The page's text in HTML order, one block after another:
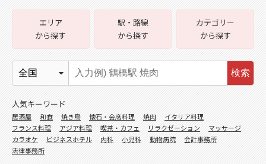
エリア
から探す
駅・路線
から探す
カテゴリー
から探す
検索
人気キーワード
居酒屋 和食 焼き鳥 懐石・会席料理 焼肉
イタリア料理
フランス料理
アジア料理 喫茶・カフェ リラクゼーション
マッサージ
カラオケ
ビジネスホテル 内科 小児科 動物病院
会計事務所
法律事務所